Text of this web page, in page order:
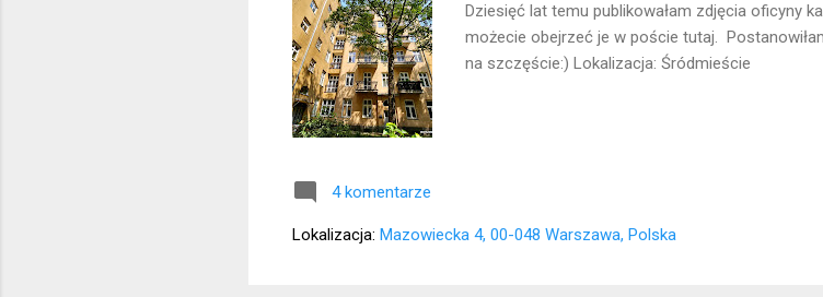
Dziesięć lat temu publikowałam zdjęcia oficyny
możecie obejrzeć je w poście tutaj.
na szczęście:) Lokalizacja: Śródmieście
4 komentarze
Lokalizacja: Mazowiecka 4, 00-048 Warszawa, Polska